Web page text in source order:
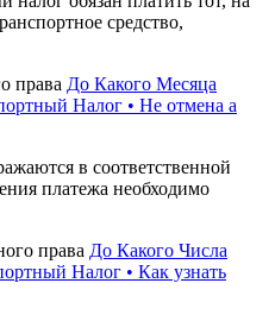
средство,
До Какого Месяца
Налог • Не отмена а
в соответственной
платежа необходимо
До Какого Числа
Налог • Как узнать